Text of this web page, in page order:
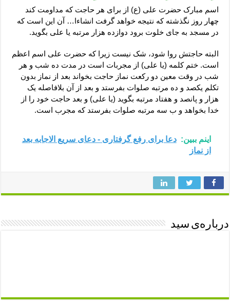
اسم مبارک حضرت علی (ع) از برای هر حاجت که مداومت کند
چهار روز نگذشته که نتیجه خواهد گرفت انشاءا… آن این است که
در مسجد به جای خلوت برود دوازده هزار مرتبه یا علی بگوید.
البته حاجتش روا شود، شک نیست زیرا که حضرت علی اسم اعظم
است. ختم کلمه (یا علی) از مجربات است در مدت ده شب و هر
شب در وقت معین دو رکعت نماز حاجت بخواند بعد از نماز بدون
تکلم یکصد و ده مرتبه صلوات بفرستد و بعد از آن بلافاصله یک
هزار و پانصد و هفتاد مرتبه بگوید (یا علی) و بعد حاجت خود را از
خدا بخواهد و ب سه مرتبه صلوات بفرستد که مجرب است.
اینم ببین: دعا برای رفع گرفتاری - دعای سریع الاجابه بعد
از نماز
درباره‌ی سید